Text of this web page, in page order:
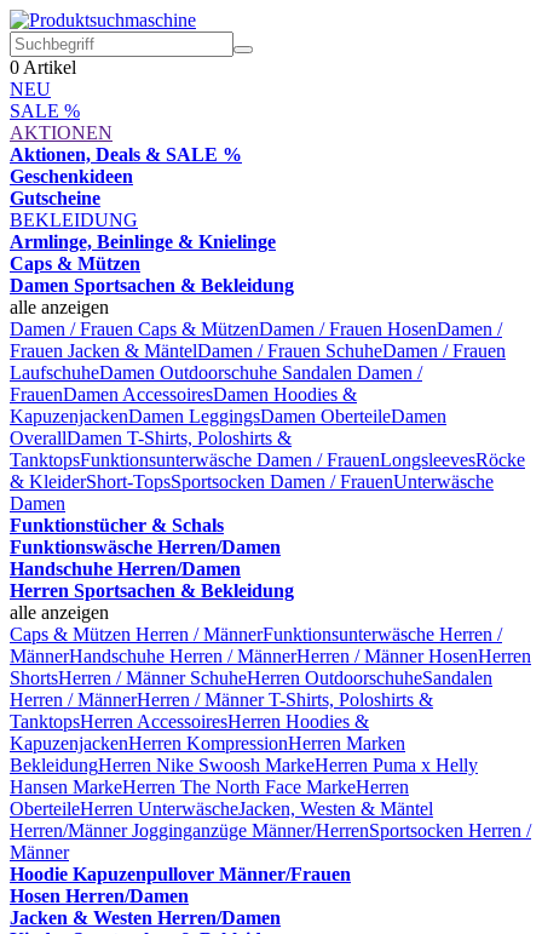
0 Artikel
NEU
SALE %
AKTIONEN
Aktionen, Deals & SALE %
Geschenkideen
Gutscheine
BEKLEIDUNG
Armlinge, Beinlinge & Knielinge
Caps & Mützen
Damen Sportsachen & Bekleidung
alle anzeigen
Damen / Frauen Caps & MützenDamen / Frauen HosenDamen /
Frauen Jacken & MäntelDamen / Frauen SchuheDamen / Frauen
LaufschuheDamen Outdoorschuhe Sandalen Damen /
FrauenDamen AccessoiresDamen Hoodies &
KapuzenjackenDamen LeggingsDamen OberteileDamen
OverallDamen T-Shirts, Poloshirts &
TanktopsFunktionsunterwäsche Damen / FrauenLongsleevesRöcke
& KleiderShort-TopsSportsocken Damen / FrauenUnterwäsche
Damen
Funktionstücher & Schals
Funktionswäsche Herren/Damen
Handschuhe Herren/Damen
Herren Sportsachen & Bekleidung
alle anzeigen
Caps & Mützen Herren / MännerFunktionsunterwäsche Herren /
MännerHandschuhe Herren / MännerHerren / Männer HosenHerren
ShortsHerren / Männer SchuheHerren OutdoorschuheSandalen
Herren / MännerHerren / Männer T-Shirts, Poloshirts &
TanktopsHerren AccessoiresHerren Hoodies &
KapuzenjackenHerren KompressionHerren Marken
BekleidungHerren Nike Swoosh MarkeHerren Puma x Helly
Hansen MarkeHerren The North Face MarkeHerren
OberteileHerren UnterwäscheJacken, Westen & Mäntel
Herren/MännerJogginganzüge Männer/HerrenSportsocken Herren /
Männer
Hoodie Kapuzenpullover Männer/Frauen
Hosen Herren/Damen
Jacken & Westen Herren/Damen